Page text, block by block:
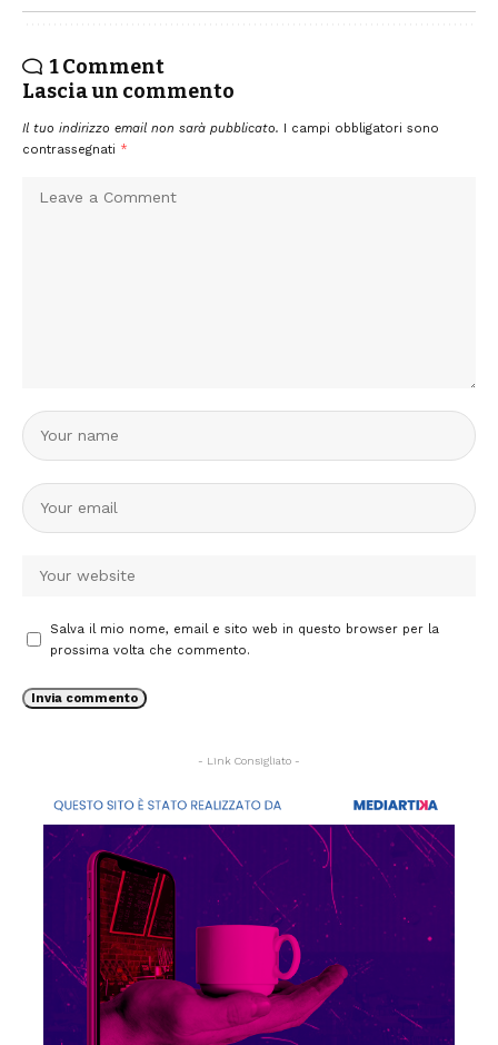
1 Comment
Lascia un commento
Il tuo indirizzo email non sarà pubblicato. I campi obbligatori sono
contrassegnati *
Salva il mio nome, email e sito web in questo browser per la
prossima volta che commento.
- Link Consigliato -